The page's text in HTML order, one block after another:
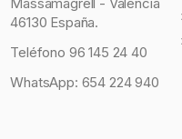
46130 España.
Teléfono 96 145 24 40
WhatsApp: 654 224 940